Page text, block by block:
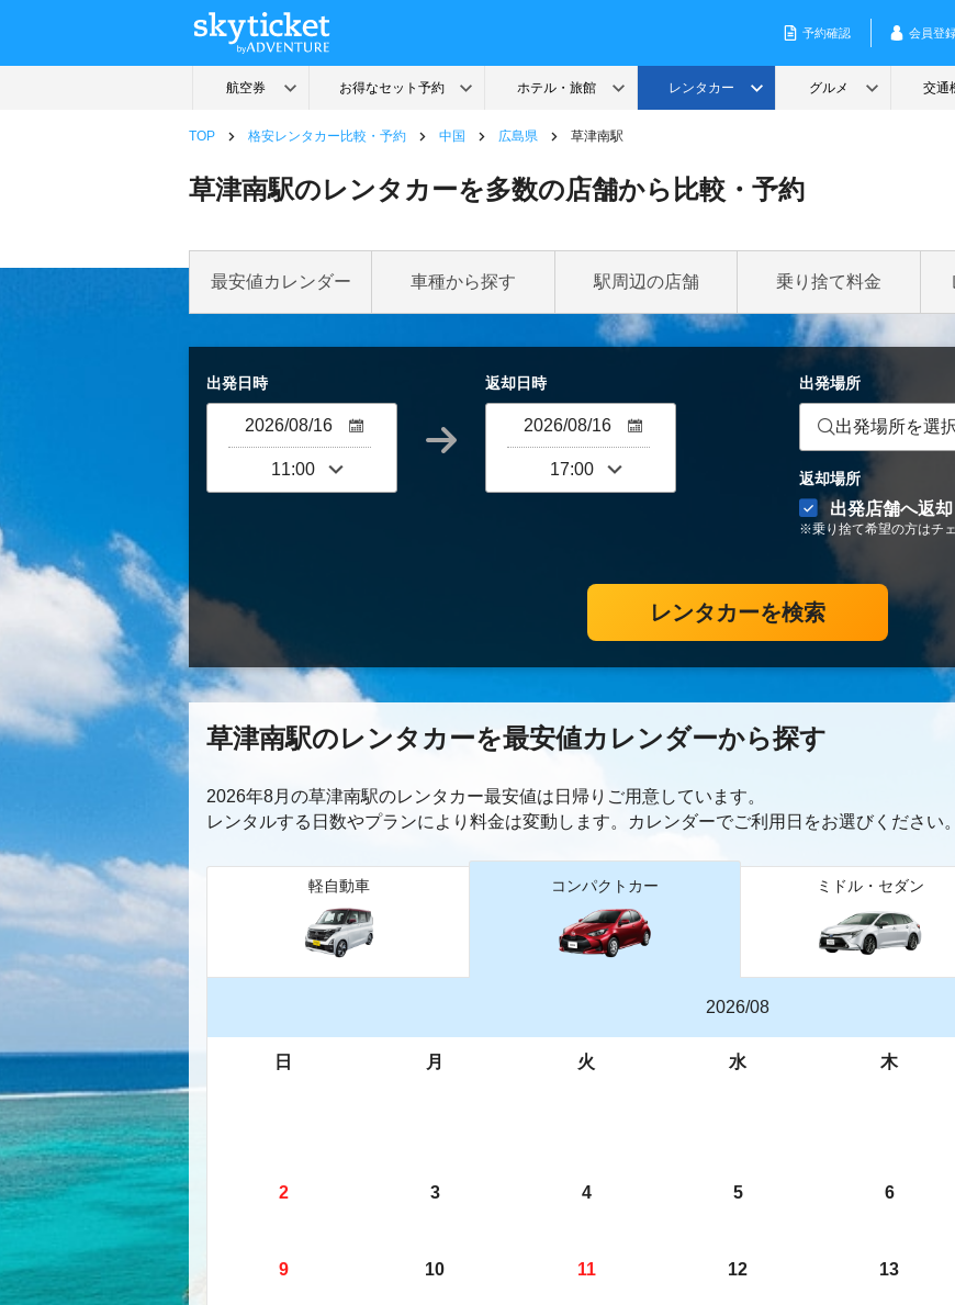
TOP 格安レンタカー比較・予約 中国 広島県 草津南駅
草津南駅のレンタカーを多数の店舗から比較・予約
最安値カレンダー 車種から探す 駅周辺の店舗 乗り捨て料金
出発日時 返却日時 出発場所
出発場所を選
返却場所
出発店舗へ返却
※乗り捨て希望の方はチ
レンタカーを検索
草津南駅のレンタカーを最安値カレンダーから探す
2026年8月の草津南駅のレンタカー最安値は日帰り ご用意しています。
レンタルする日数やプランにより料金は変動します。カレンダーでご利用日をお選びください。
軽自動車 コンパクトカー ミドル・セダン
2026/08
日 月 火 水 木
2 3 4 5 6
9 10 11 12 13